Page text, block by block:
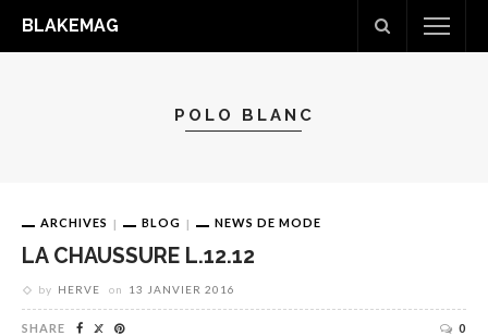
BLAKEMAG
POLO BLANC
ARCHIVES BLOG NEWS DE MODE
LA CHAUSSURE L.12.12
by HERVE on 13 JANVIER 2016
SHARE 0